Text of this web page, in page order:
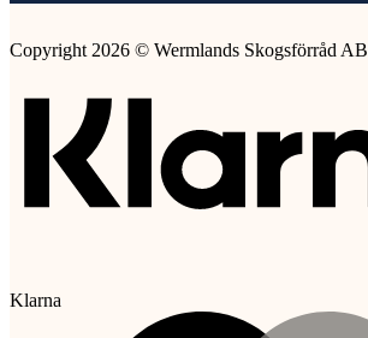
Copyright 2026 © Wermlands Skogsförråd AB
Klarna